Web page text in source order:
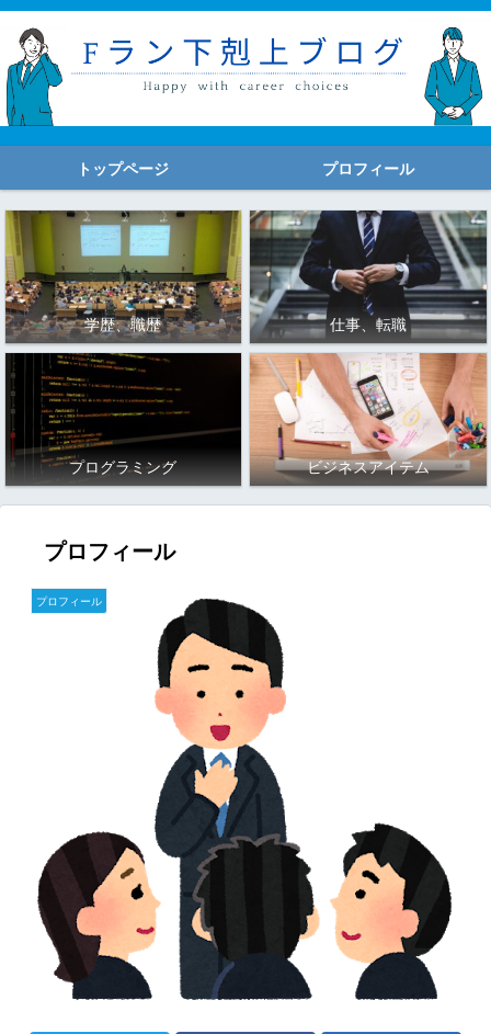
トップページ プロフィール
学歴、職歴 仕事、転職
プログラミング ビジネスアイテム
プロフィール
プロフィール